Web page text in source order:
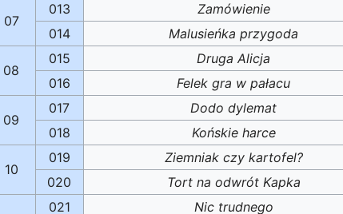
07
013 Zamówienie
014 Malusieńka przygoda
08
015 Druga Alicja
016 Felek gra w pałacu
09
017 Dodo dylemat
018 Końskie harce
10
019 Ziemniak czy kartofel?
020 Tort na odwrót Kapka
021 Nic trudnego